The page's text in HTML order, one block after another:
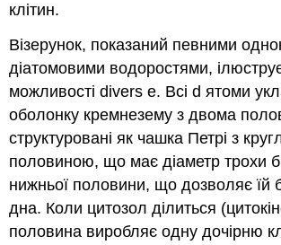
клітин.
Візерунок, показаний певними
діатомовими водоростями,
можливості divers e. Всі d ятоми
оболонку кремнезему з двома
структуровані як чашка Петрі з
половиною, що має діаметр трохи
нижньої половини, що дозволяє їй
дна. Коли цитозол ділиться
половина виробляє одну дочірню